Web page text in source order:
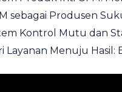
sebagai Produsen
Kontrol Mutu dan
Layanan Menuju Hasil: